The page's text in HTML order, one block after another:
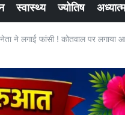
स्वास्थ्य ज्योतिष अध्यात्म
ने लगाई फांसी ! कोतवाल पर लगाया